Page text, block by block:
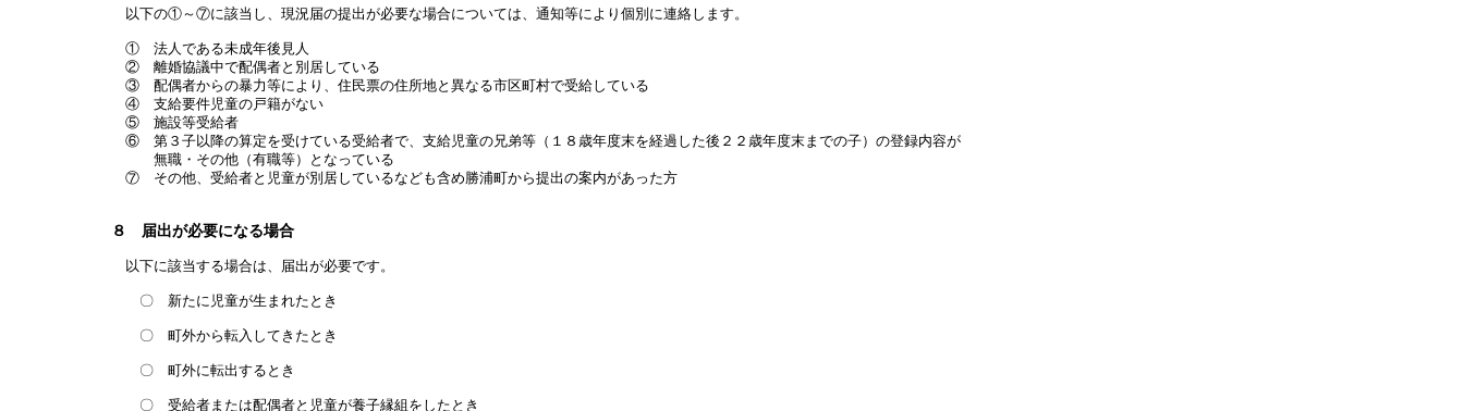
以下の①～⑦に該当し、現況届の提出が必要な場合については、通知等により個別に連絡します。
① 法人である未成年後見人
② 離婚協議中で配偶者と別居している
③ 配偶者からの暴力等により、住民票の住所地と異なる市区町村で受給している
④ 支給要件児童の戸籍がない
⑤ 施設等受給者
⑥ 第３子以降の算定を受けている受給者で、支給児童の兄弟等（１８歳年度末を経過した後２２歳年度末までの子）の登録内容が
無職・その他（有職等）となっている
⑦ その他、受給者と児童が別居しているなども含め勝浦町から提出の案内があった方
８ 届出が必要になる場合
以下に該当する場合は、届出が必要です。
〇 新たに児童が生まれたとき
〇 町外から転入してきたとき
〇 町外に転出するとき
〇 受給者または配偶者と児童が養子縁組をしたとき